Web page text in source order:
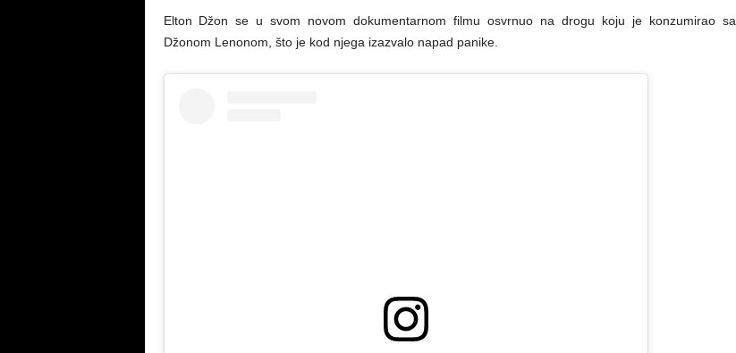
Elton Džon se u svom novom dokumentarnom filmu osvrnuo na drogu koju je konzumirao sa
Džonom Lenonom, što je kod njega izazvalo napad panike.